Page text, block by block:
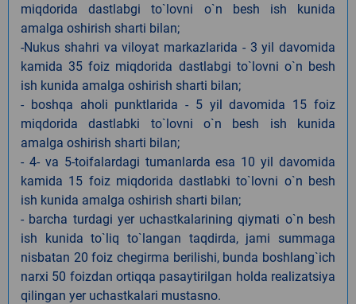
miqdorida dastlabgi to`lovni o`n besh ish kunida
amalga oshirish sharti bilan;
-Nukus shahri va viloyat markazlarida - 3 yil davomida
kamida 35 foiz miqdorida dastlabgi to`lovni o`n besh
ish kunida amalga oshirish sharti bilan;
- boshqa aholi punktlarida - 5 yil davomida 15 foiz
miqdorida dastlabki to`lovni o`n besh ish kunida
amalga oshirish sharti bilan;
- 4- va 5-toifalardagi tumanlarda esa 10 yil davomida
kamida 15 foiz miqdorida dastlabki to`lovni o`n besh
ish kunida amalga oshirish sharti bilan;
- barcha turdagi yer uchastkalarining qiymati o`n besh
ish kunida to`liq to`langan taqdirda, jami summaga
nisbatan 20 foiz chegirma berilishi, bunda boshlang`ich
narxi 50 foizdan ortiqqa pasaytirilgan holda realizatsiya
qilingan yer uchastkalari mustasno.